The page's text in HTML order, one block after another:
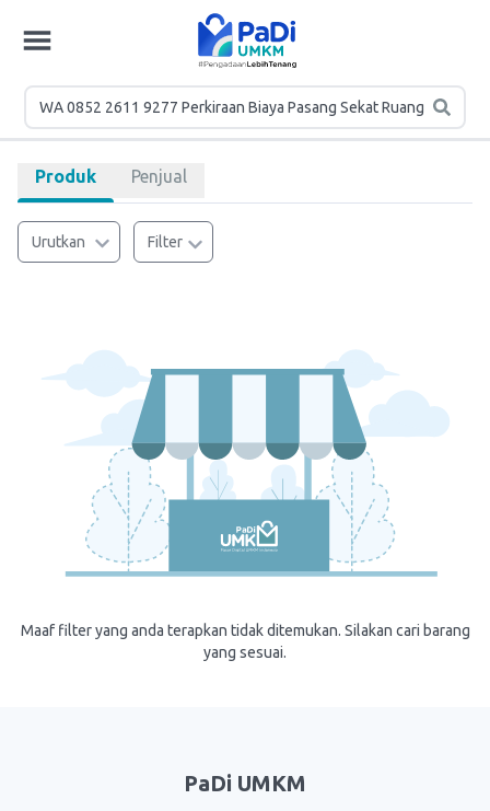
Produk Penjual
Urutkan Filter
Maaf filter yang anda terapkan tidak ditemukan. Silakan cari barang
yang sesuai.
PaDi UMKM